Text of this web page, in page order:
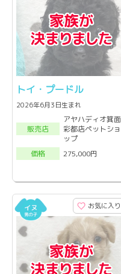
トイ・プードル
2026年6月3日生まれ
販売店
アヤハディオ箕面
彩都店ペットショ
ップ
価格
275,000円
お気に入り